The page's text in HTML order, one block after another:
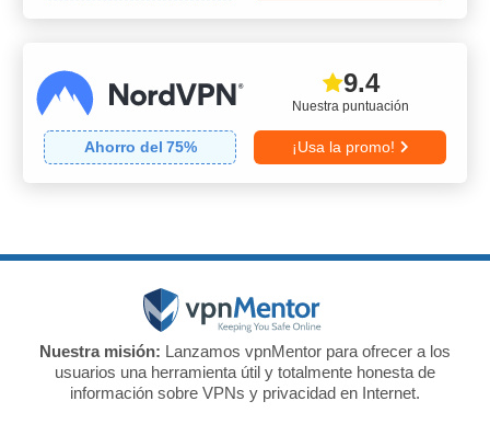
Nuestra puntuación
9.4
Ahorro del 75% ¡Usa la promo!
Nuestra misión: Lanzamos vpnMentor para ofrecer a los
usuarios una herramienta útil y totalmente honesta de
información sobre VPNs y privacidad en Internet.